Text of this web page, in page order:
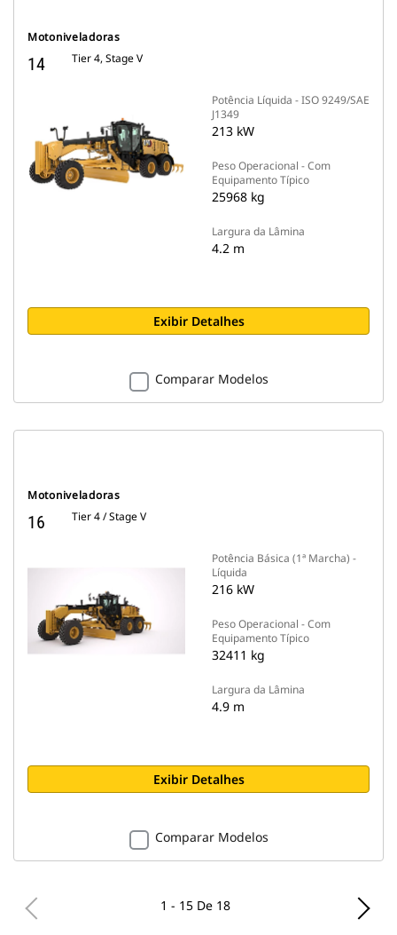
Motoniveladoras
14 Tier 4, Stage V
Potência Líquida - ISO 9249/SAE
J1349
213 kW
Peso Operacional - Com
Equipamento Típico
25968 kg
Largura da Lâmina
4.2 m
Exibir Detalhes
Comparar Modelos
Motoniveladoras
16 Tier 4 / Stage V
Potência Básica (1ª Marcha) -
Líquida
216 kW
Peso Operacional - Com
Equipamento Típico
32411 kg
Largura da Lâmina
4.9 m
Exibir Detalhes
Comparar Modelos
1 - 15 De 18